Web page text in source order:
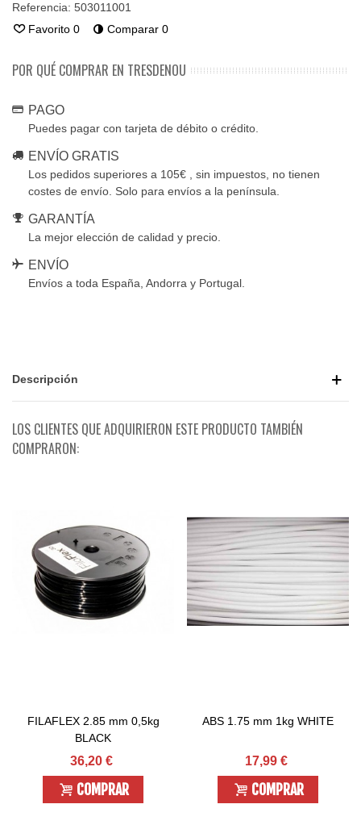
Referencia: 503011001
Favorito 0 Comparar 0
POR QUÉ COMPRAR EN TRESDENOU
PAGO
Puedes pagar con tarjeta de débito o crédito.
ENVÍO GRATIS
Los pedidos superiores a 105€ , sin impuestos, no tienen
costes de envío. Solo para envíos a la península.
GARANTÍA
La mejor elección de calidad y precio.
ENVÍO
Envíos a toda España, Andorra y Portugal.
Descripción
LOS CLIENTES QUE ADQUIRIERON ESTE PRODUCTO TAMBIÉN
COMPRARON:
FILAFLEX 2.85 mm 0,5kg
BLACK
36,20 €
COMPRAR
ABS 1.75 mm 1kg WHITE
17,99 €
COMPRAR